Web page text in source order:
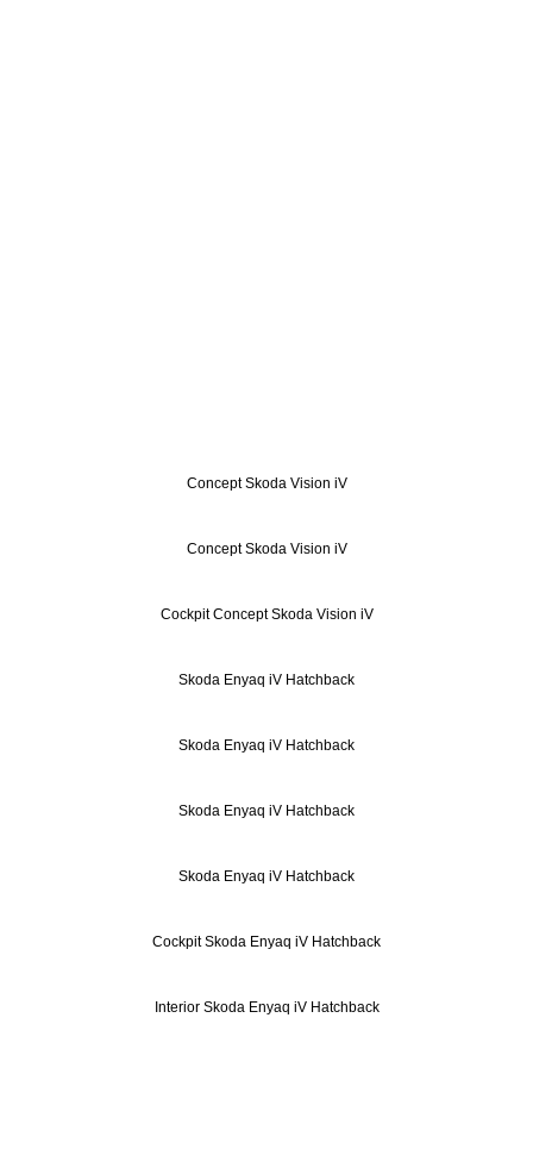
Concept Skoda Vision iV
Concept Skoda Vision iV
Cockpit Concept Skoda Vision iV
Skoda Enyaq iV Hatchback
Skoda Enyaq iV Hatchback
Skoda Enyaq iV Hatchback
Skoda Enyaq iV Hatchback
Cockpit Skoda Enyaq iV Hatchback
Interior Skoda Enyaq iV Hatchback